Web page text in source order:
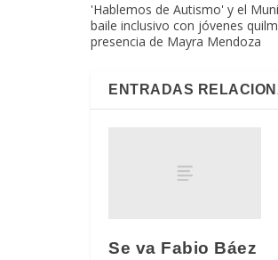
'Hablemos de Autismo' y el
baile inclusivo con jóvenes
presencia de Mayra Mendoza
ENTRADAS
Se va Fabio Báez